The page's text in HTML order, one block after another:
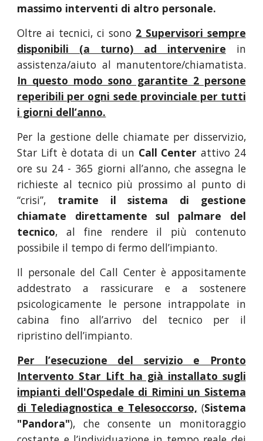
massimo interventi di altro personale.
Oltre ai tecnici, ci sono 2 Supervisori sempre
disponibili (a turno) ad intervenire
in
assistenza/aiuto al manutentore/chiamatista.
In questo modo sono garantite 2 persone
reperibili per ogni sede provinciale per tutti
i giorni dell’anno.
Per la gestione delle chiamate per disservizio,
Star Lift è dotata di un Call Center attivo 24
ore su 24 - 365 giorni all’anno, che assegna le
richieste al tecnico più prossimo al punto di
“crisi”, tramite il sistema di gestione
chiamate direttamente sul palmare del
tecnico, al fine rendere il più contenuto
possibile il tempo di fermo dell’impianto.
Il personale del Call Center è appositamente
addestrato a rassicurare e a sostenere
psicologicamente le persone intrappolate in
cabina fino all’arrivo del tecnico per il
ripristino dell’impianto.
Per l’esecuzione del servizio e Pronto
Intervento Star Lift ha già installato sugli
impianti dell'Ospedale di Rimini un Sistema
di Telediagnostica e Telesoccorso, (Sistema
"Pandora"), che consente un monitoraggio